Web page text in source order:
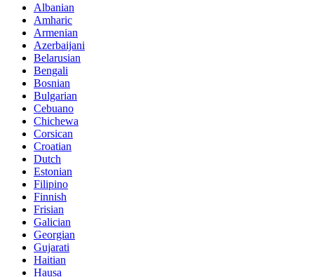
Albanian
Amharic
Armenian
Azerbaijani
Belarusian
Bengali
Bosnian
Bulgarian
Cebuano
Chichewa
Corsican
Croatian
Dutch
Estonian
Filipino
Finnish
Frisian
Galician
Georgian
Gujarati
Haitian
Hausa